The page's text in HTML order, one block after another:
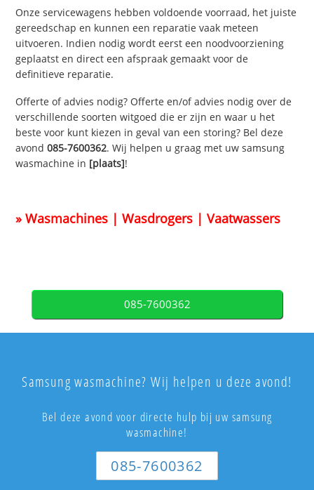
Onze servicewagens hebben voldoende voorraad, het juiste
gereedschap en kunnen een reparatie vaak meteen
uitvoeren. Indien nodig wordt eerst een noodvoorziening
geplaatst en direct een afspraak gemaakt voor de
definitieve reparatie.
Offerte of advies nodig? Offerte en/of advies nodig over de
verschillende soorten witgoed die er zijn en waar u het
beste voor kunt kiezen in geval van een storing? Bel deze
avond085-7600362. Wij helpen u graag met uw samsung
wasmachine in [plaats]!
» Wasmachines | Wasdrogers | Vaatwassers
085-7600362
Samsung wasmachine? Wij helpen u deze avond!
Bel deze avond voor directe hulp bij uw samsung
wasmachine!
085-7600362